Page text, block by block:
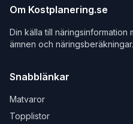
Om Kostplanering.se
Din källa till näringsinformation
ämnen och näringsberäkningar.
Snabblänkar
Matvaror
Topplistor